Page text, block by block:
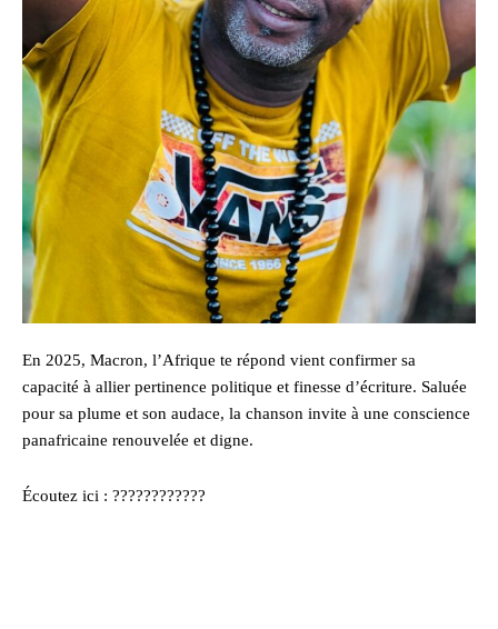
En 2025, Macron, l’Afrique te répond vient confirmer sa
capacité à allier pertinence politique et finesse d’écriture. Saluée
pour sa plume et son audace, la chanson invite à une conscience
panafricaine renouvelée et digne.
Écoutez ici : ????????????